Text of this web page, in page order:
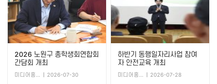
2026 노원구 총학생회연합회
간담회 개최
미디어홍보담당관 2026-07-30
하반기 동행일자리사업 참여
자 안전교육 개최
미디어홍보담당관 2026-07-28